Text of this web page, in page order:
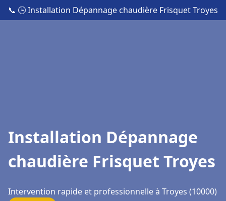
📞 🕒 Installation Dépannage chaudière Frisquet Troyes
Installation Dépannage
chaudière Frisquet Troyes
Intervention rapide et professionnelle à Troyes (10000)